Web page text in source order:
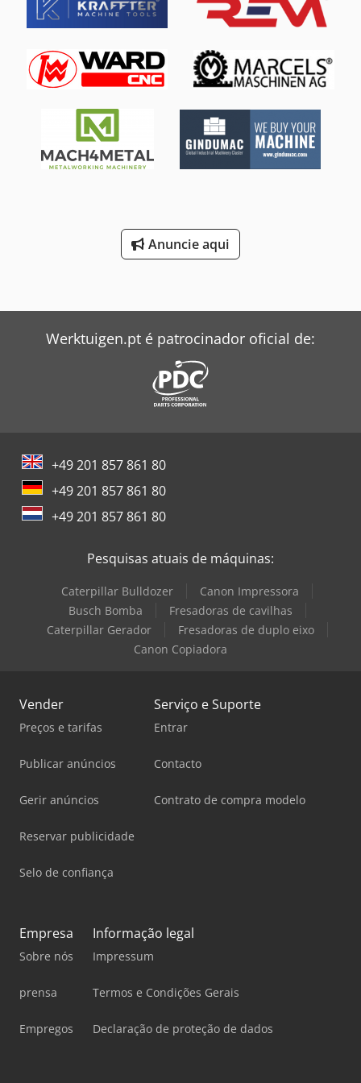
fio (máx.):
0,33 mm, modelo de controlador:AGIEVISION /
AGIE HSS-Steuerung
, Sem preço mínimo – venda
eixo X: 350 mm Curso do eixo Y: 250 mm Curso do eixo Z:
256 mm Curso dos eixos U/V: ±70 mm Resolução de
posicionamento: 0,0001 mm Precisão de posicionamento:
aprox. ±3 µm Dados de usinagem Conicidade máx.: 30°
com 100 mm de altura da peça Qualidade da superfície:
até aprox. Ra 0,2 µm em vários passes de acabamento
Dados da peça Dimensões máximas da peça: 750 × 550 ×
250 mm Peso máximo da peça: 450 kg Sistema de fio
Cjdjzpypzepfx Ah Torf DETALHES DA MÁQUINA Controle:
AGIEVISION / AGIE HSS Gerador: AGIE HSS Conexão à rede:
3 × 400 V, 50 Hz Potência de conexão: aprox. 10,5 kVA
EQUIPAMENTO Enfiagem automática do fio
Anuncie aqui
Werktuigen.pt é patrocinador oficial de:
+49 201 857 861 80
+49 201 857 861 80
+49 201 857 861 80
Pesquisas atuais de máquinas:
Caterpillar Bulldozer
Canon Impressora
Busch Bomba
Fresadoras de cavilhas
Caterpillar Gerador
Fresadoras de duplo eixo
Canon Copiadora
Vender
Preços e tarifas
Publicar anúncios
Gerir anúncios
Reservar publicidade
Selo de confiança
Serviço e Suporte
Entrar
Contacto
Contrato de compra modelo
Empresa
Sobre nós
prensa
Empregos
Informação legal
Impressum
Termos e Condições Gerais
Declaração de proteção de dados